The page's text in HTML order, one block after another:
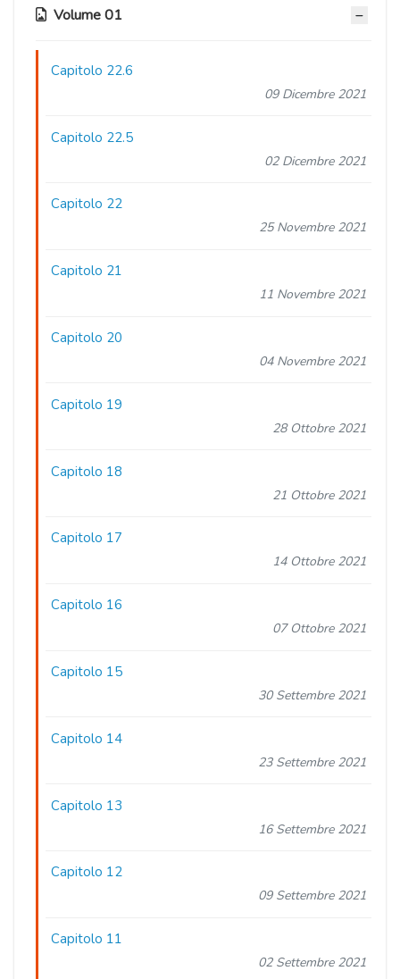
Volume 01
Capitolo 22.6
09 Dicembre 2021
Capitolo 22.5
02 Dicembre 2021
Capitolo 22
25 Novembre 2021
Capitolo 21
11 Novembre 2021
Capitolo 20
04 Novembre 2021
Capitolo 19
28 Ottobre 2021
Capitolo 18
21 Ottobre 2021
Capitolo 17
14 Ottobre 2021
Capitolo 16
07 Ottobre 2021
Capitolo 15
30 Settembre 2021
Capitolo 14
23 Settembre 2021
Capitolo 13
16 Settembre 2021
Capitolo 12
09 Settembre 2021
Capitolo 11
02 Settembre 2021